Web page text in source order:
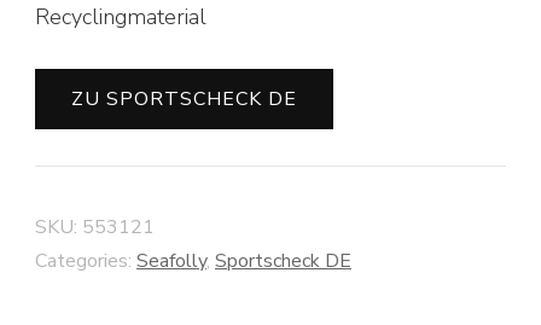
Recyclingmaterial
ZU SPORTSCHECK DE
SKU: 553121
Categories: Seafolly, Sportscheck DE